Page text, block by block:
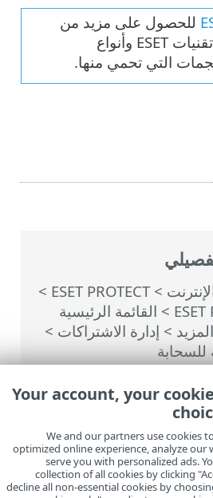
>
ESET PROTECT
>
>القائمة الرئيسية
>إدارة الاشتراكات>
للحصول على مزيد من
التفاصيل حول تقنيات ESET وأنواع
التي تحمي منها.
Your account, your
We and our partners use
optimized online experience, analyze
serve you with personalized ads.
collection of all cookies by clicking
decline all non-essential cookies by